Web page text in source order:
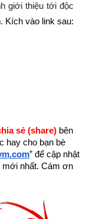
giới thiệu tới độc
. Kích vào link sau:
liên hệ Zalo:
sự tập trung được
nhà xuất bản
“cả thèm chóng
cho tồi một thử
báo. Khi ông di
sẻ (share) bên
hay cho bạn bè
” để cập nhật
nhất. Cám ơn